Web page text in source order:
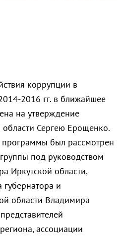
коррупции в
2016 гг. в ближайшее
на утверждение
области Сергею Ерощенко.
программы был рассмотрен
под руководством
Иркутской области,
губернатора и
области Владимира
ассоциации